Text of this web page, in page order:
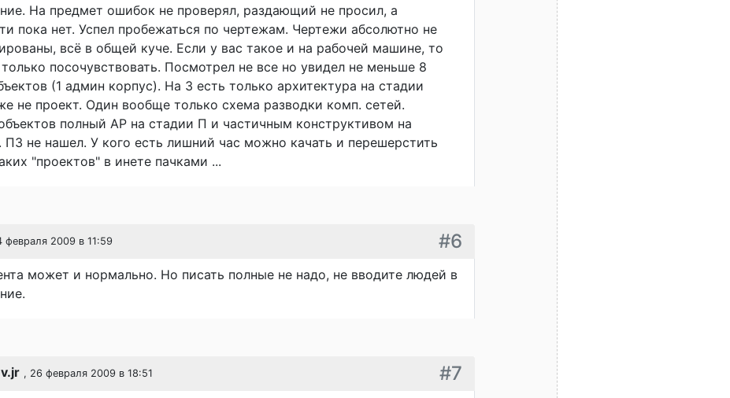
На предмет ошибок не проверял, раздающий не просил, а
пока нет. Успел пробежаться по чертежам. Чертежи абсолютно не
всё в общей куче. Если у вас такое и на рабочей машине, то
посочувствовать. Посмотрел не все но увидел не меньше 8
(1 админ корпус). На 3 есть только архитектура на стадии
не проект. Один вообще только схема разводки комп. сетей.
полный АР на стадии П и частичным конструктивом на
ПЗ не нашел. У кого есть лишний час можно качать и перешерстить
"проектов" в инете пачками ...
февраля 2009 в 11:59 #6
может и нормально. Но писать полные не надо, не вводите людей в
, 26 февраля 2009 в 18:51 #7